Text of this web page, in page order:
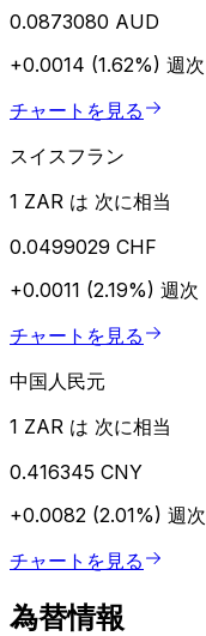
0.0873080 AUD
+0.0014 (1.62%) 週次
チャートを見る
スイスフラン
1 ZAR は 次に相当
0.0499029 CHF
+0.0011 (2.19%) 週次
チャートを見る
中国人民元
1 ZAR は 次に相当
0.416345 CNY
+0.0082 (2.01%) 週次
チャートを見る
為替情報